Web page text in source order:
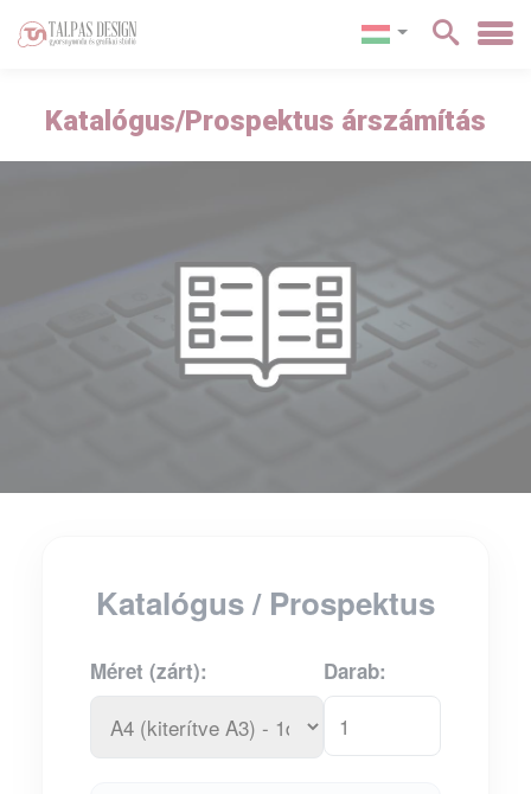
Katalógus/Prospektus árszámítás
Katalógus / Prospektus
Méret (zárt): Darab: